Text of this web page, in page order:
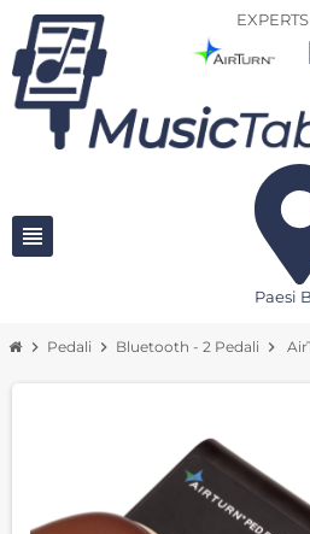
view_headline
Paesi
chevron_right Pedali chevron_right Bluetooth - 2 Pedali chevron_right